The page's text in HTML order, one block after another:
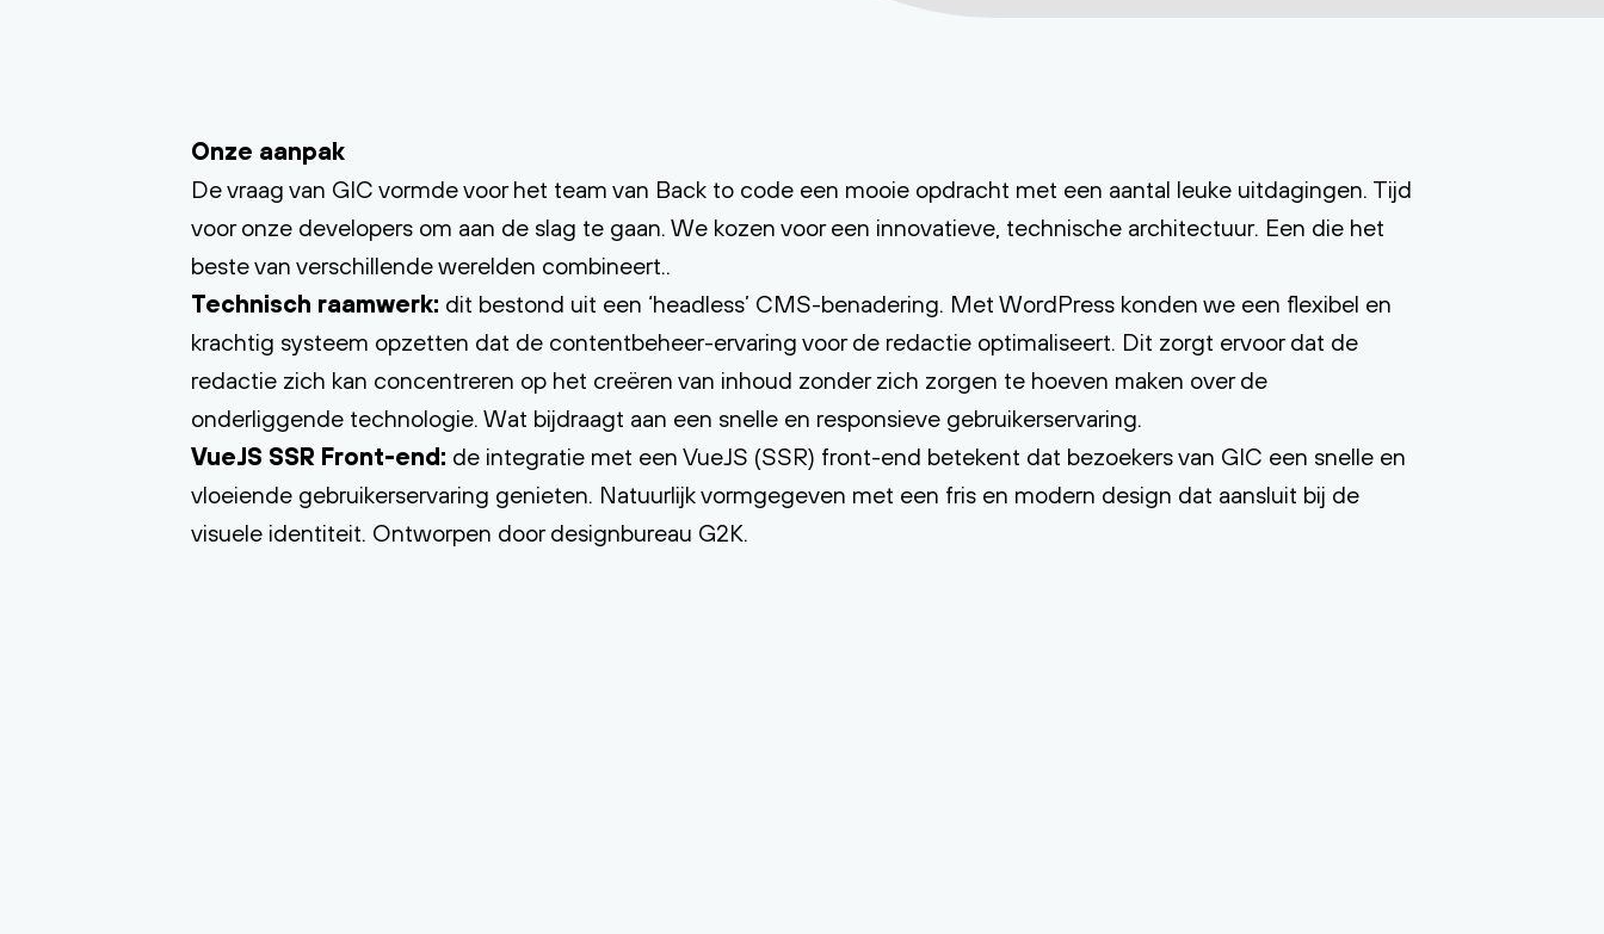
Onze aanpak
De vraag van GIC vormde voor het team van Back to code een mooie opdracht met een aantal leuke uitdagingen. Tijd
voor onze developers om aan de slag te gaan. We kozen voor een innovatieve, technische architectuur. Een die het
beste van verschillende werelden combineert..
Technisch raamwerk: dit bestond uit een ‘headless’ CMS-benadering. Met WordPress konden we een flexibel en
krachtig systeem opzetten dat de contentbeheer-ervaring voor de redactie optimaliseert. Dit zorgt ervoor dat de
redactie zich kan concentreren op het creëren van inhoud zonder zich zorgen te hoeven maken over de
onderliggende technologie. Wat bijdraagt aan een snelle en responsieve gebruikerservaring.
VueJS SSR Front-end: de integratie met een VueJS (SSR) front-end betekent dat bezoekers van GIC een snelle en
vloeiende gebruikerservaring genieten. Natuurlijk vormgegeven met een fris en modern design dat aansluit bij de
visuele identiteit. Ontworpen door designbureau G2K.